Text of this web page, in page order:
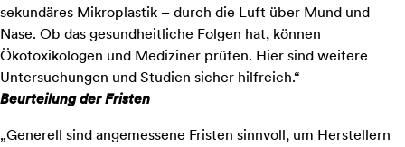
sekundäres Mikroplastik – durch die Luft über Mund und
Nase. Ob das gesundheitliche Folgen hat, können
Ökotoxikologen und Mediziner prüfen. Hier sind weitere
Untersuchungen und Studien sicher hilfreich.“
Beurteilung der Fristen
„Generell sind angemessene Fristen sinnvoll, um Herstellern